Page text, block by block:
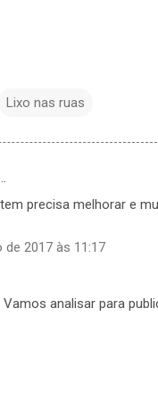
Lixo nas ruas
precisa melhorar e
2017 às 11:17
analisar para